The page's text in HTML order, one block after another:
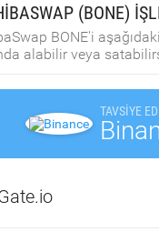
(BONE)
BONE'i
alabilir veya
TAVSIYE